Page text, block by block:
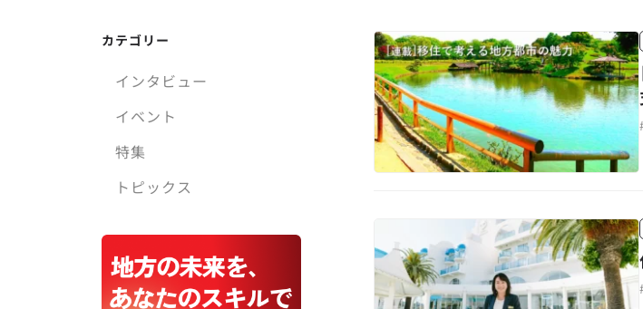
カテゴリー
インタビュー
イベント
特集
トピックス